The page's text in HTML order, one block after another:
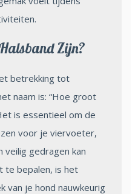
Zijn?
betrekking tot
naam is: “Hoe groot
is essentieel om de
voor je viervoeter,
gedragen kan
te bepalen, is het
van je hond nauwkeurig